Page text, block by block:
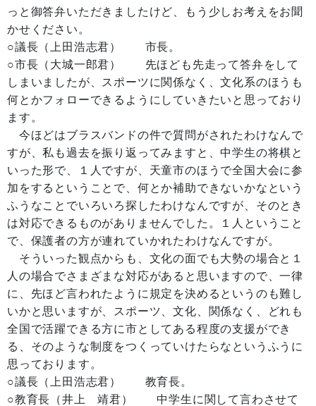
っと御答弁いただきましたけど、もう少しお考えをお聞
かせください。
○議長（上田浩志君） 市長。
○市長（大城一郎君） 先ほども先走って答弁をして
しまいましたが、スポーツに関係なく、文化系のほうも
何とかフォローできるようにしていきたいと思っており
ます。
今ほどはブラスバンドの件で質問がされたわけなんで
すが、私も過去を振り返ってみますと、中学生の将棋と
いった形で、１人ですが、天童市のほうで全国大会に参
加をするということで、何とか補助できないかなという
ふうなことでいろいろ探したわけなんですが、そのとき
は対応できるものがありませんでした。１人ということ
で、保護者の方が連れていかれたわけなんですが。
そういった観点からも、文化の面でも大勢の場合と１
人の場合でさまざまな対応があると思いますので、一律
に、先ほど言われたように規定を決めるというのも難し
いかと思いますが、スポーツ、文化、関係なく、どれも
全国で活躍できる方に市としてある程度の支援ができ
る、そのような制度をつくっていけたらなというふうに
思っております。
○議長（上田浩志君） 教育長。
○教育長（井上 靖君） 中学生に関して言わさせて